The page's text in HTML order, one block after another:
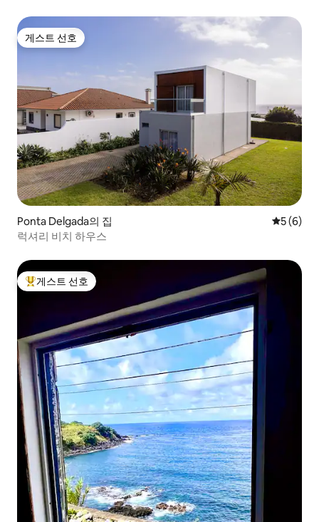
게스트 선호
게스트 선호
Ponta Delgada의 집 평점 5점
5 (6)
럭셔리 비치 하우스
상위 게스트 선호
게스트 선호